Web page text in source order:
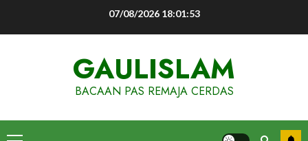
07/08/2026 18:01:54
GAULISLAM
BACAAN PAS REMAJA CERDAS